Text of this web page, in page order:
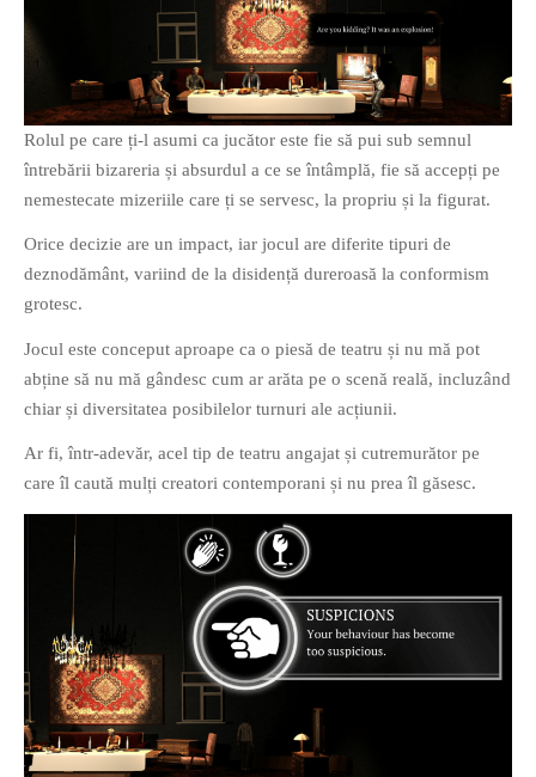
Rolul pe care ți-l asumi ca jucător este fie să pui sub semnul
întrebării bizareria și absurdul a ce se întâmplă, fie să accepți pe
nemestecate mizeriile care ți se servesc, la propriu și la figurat.
Orice decizie are un impact, iar jocul are diferite tipuri de
deznodământ, variind de la disidență dureroasă la conformism
grotesc.
Jocul este conceput aproape ca o piesă de teatru și nu mă pot
abține să nu mă gândesc cum ar arăta pe o scenă reală, incluzând
chiar și diversitatea posibilelor turnuri ale acțiunii.
Ar fi, într-adevăr, acel tip de teatru angajat și cutremurător pe
care îl caută mulți creatori contemporani și nu prea îl găsesc.